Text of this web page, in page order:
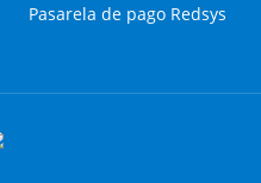
Pasarela de pago Redsys